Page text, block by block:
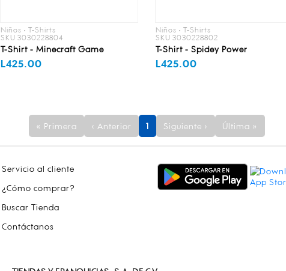
Niños • T-Shirts
SKU 3030228804
T-Shirt - Minecraft Game
L425.00
Niños • T-Shirts
SKU 3030228802
T-Shirt - Spidey Power
L425.00
« Primera ‹ Anterior 1 Siguiente › Última »
Servicio al cliente
¿Cómo comprar?
Buscar Tienda
Contáctanos